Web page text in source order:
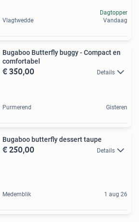
Vlagtwedde
Dagtopper
Vandaag
Bugaboo Butterfly buggy - Compact en
comfortabel
€ 350,00 Details
Purmerend Gisteren
Bugaboo butterfly dessert taupe
€ 250,00 Details
Medemblik 1 aug 26